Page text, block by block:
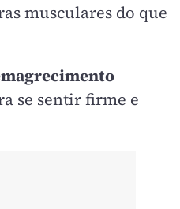
musculares do que
se sentir firme e